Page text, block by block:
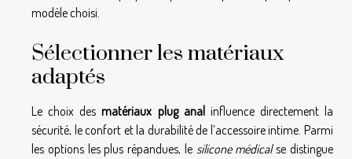
modèle choisi.
Sélectionner les matériaux
adaptés
Le choix desmatériaux plug analinfluence directement la
sécurité, le confort et la durabilité de l’accessoire intime. Parmi
les options les plus répandues, le silicone médicalse distingue